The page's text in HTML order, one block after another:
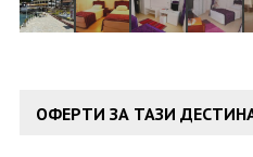
ОФЕРТИ ЗА ТАЗИ